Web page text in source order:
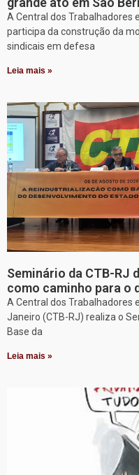
A Central dos Trabalhadores
participa da construção da
sindicais em defesa
Leia mais »
Seminário da CTB-RJ
como caminho para o
A Central dos Trabalhadores
Janeiro (CTB-RJ) realiza o
Base da
Leia mais »